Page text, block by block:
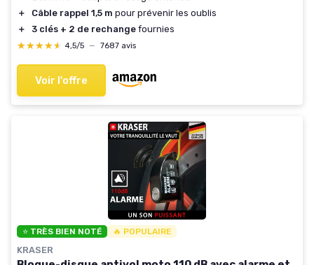
＋
Câble rappel 1,5 m pour prévenir les oublis
＋
3 clés + 2 de rechange fournies
★★★★★
★★★★★ 4,5/5 — 7687 avis
Voir l'offre
⭐ TRÈS BIEN NOTÉ 🔥 POPULAIRE
KRASER